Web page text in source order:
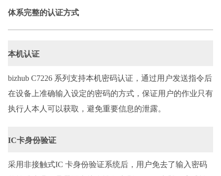
体系完整的认证方式
本机认证
bizhub C7226 系列支持本机密码认证，通过用户发送指令后
在设备上准确输入设定的密码的方式，保证用户的作业只有
执行人本人可以获取，避免重要信息的泄露。
IC卡身份验证
采用非接触式IC 卡身份验证系统后，用户免去了输入密码